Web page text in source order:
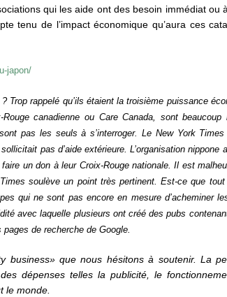
qui les aide ont des besoin immédiat
tenu de l’impact économique qu’aura ces
japon/
Trop rappelé qu’ils étaient la troisième puissance
canadienne ou Care Canada, sont
pas les seuls à s’interroger. Le New York
pas d’aide extérieure. L’organisation nippone
un don à leur Croix-Rouge nationale. Il est
soulève un point très pertinent. Est-ce que tout
qui ne sont pas encore en mesure d’acheminer
avec laquelle plusieurs ont créé des pubs
de recherche de Google.
business» que nous hésitons à soutenir. La
dépenses telles la publicité, le
le monde.